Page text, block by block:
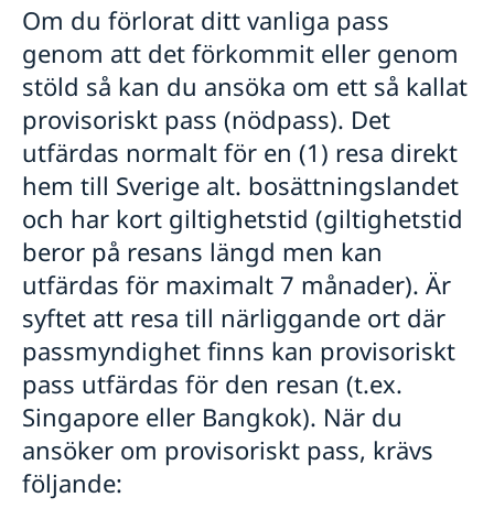
Pass i Malaysia
Förlust av pass
Provisoriskt pass
Samordningsnummer
Akut hjälp
Hjälp vid brott
Stulet eller förlorat bank-/kreditkort
Överföring av pengar från Sverige
Juridisk hjälp i utlandet
Anmäl din utlandsvistelse
Gifta sig i Malaysia
Medborgarskap
Registrera nyfödd utomlands
Internetbedrägeri
Kan jag förnya körkort utomlands?
Förvärv av Malaysiskt körkort
Legaliseringar
Levnadsintyg
Sjukvård
Svenskar i Världen
Reseinformation
Ambassadens reseinformation
Aktuella händelser
Inför resan
Service för svenska företag
Så kan du få stöd
Om du förlorat ditt vanliga pass
genom att det förkommit eller genom
stöld så kan du ansöka om ett så kallat
provisoriskt pass (nödpass). Det
utfärdas normalt för en (1) resa direkt
hem till Sverige alt. bosättningslandet
och har kort giltighetstid (giltighetstid
beror på resans längd men kan
utfärdas för maximalt 7 månader). Är
syftet att resa till närliggande ort där
passmyndighet finns kan provisoriskt
pass utfärdas för den resan (t.ex.
Singapore eller Bangkok). När du
ansöker om provisoriskt pass, krävs
följande: